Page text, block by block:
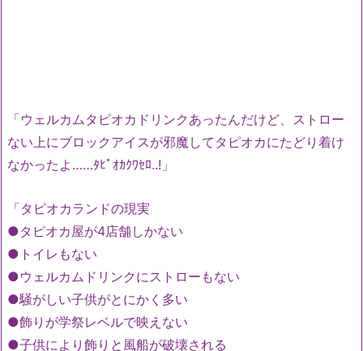
「ウェルカムタピオカドリンクあったんだけど、ストロー
ない上にブロックアイスが邪魔してタピオカにたどり着け
なかったよ……ﾀﾋﾟｵｶｸﾜｾﾛ..!」
「タピオカランドの現実
●タピオカ屋が4店舗しかない
●トイレもない
●ウェルカムドリンクにストローもない
●騒がしい子供がとにかく多い
●飾りが学祭レベルで映えない
●子供により飾りと風船が破壊される